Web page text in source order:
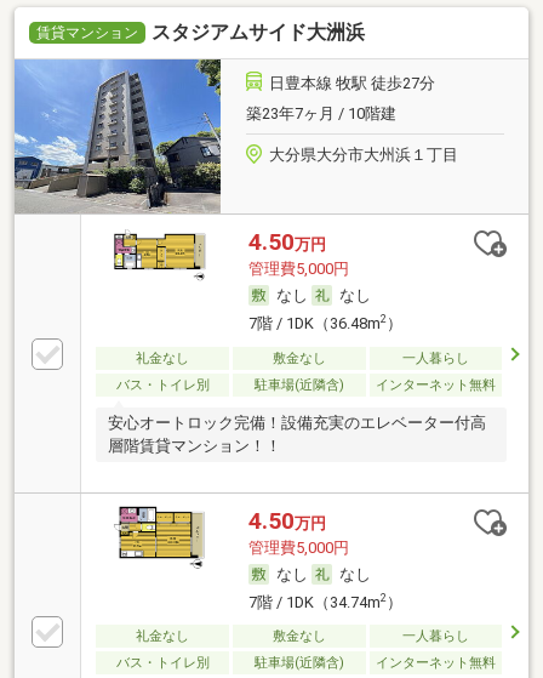
賃貸マンション スタジアムサイド大洲浜
日豊本線 牧駅 徒歩27分
築23年7ヶ月 / 10階建
大分県大分市大州浜１丁目
4.50万円
管理費5,000円
なし
なし
7階 / 1DK（36.48m2）
礼金なし 敷金なし
一人暮らし
バス・トイレ別
駐車場(近隣含) インターネット無料
安心オートロック完備！設備充実のエレベーター付高
層階賃貸マンション！！
4.50万円
管理費5,000円
なし
なし
7階 / 1DK（34.74m2）
礼金なし 敷金なし
一人暮らし
バス・トイレ別
駐車場(近隣含) インターネット無料